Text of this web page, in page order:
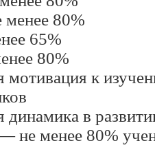
80%
65%
80%
мотивация к
динамика в
не менее 80%